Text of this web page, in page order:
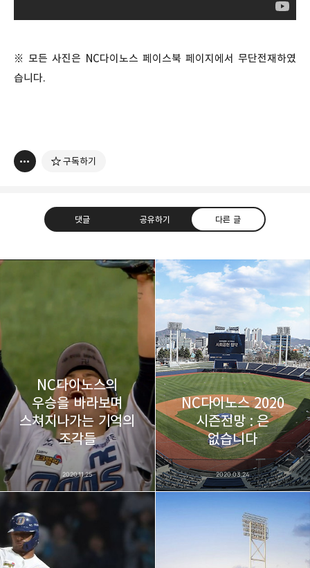
※ 모든 사진은 NC다이노스 페이스북 페이지에서 무단전재하였
습니다.
구독하기
댓글 공유하기 다른 글
thebravepost.com
bravesjb@gmail.com, South Korea, Since 2004
구독하기
라인 트위터
카카오스토리 밴드 네이버 블로그
NC다이노스의
우승을 바라보며
스쳐지나가는 기억의
조각들
2020.11.25
NC다이노스 2020
시즌전망 : 은
없습니다
2020.03.24